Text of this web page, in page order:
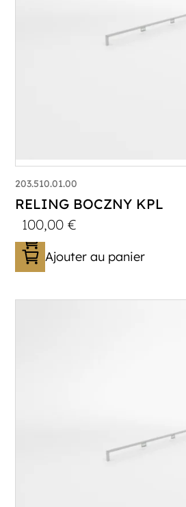
203.510.01.00
RELING BOCZNY KPL
100,00€
Ajouter au panier